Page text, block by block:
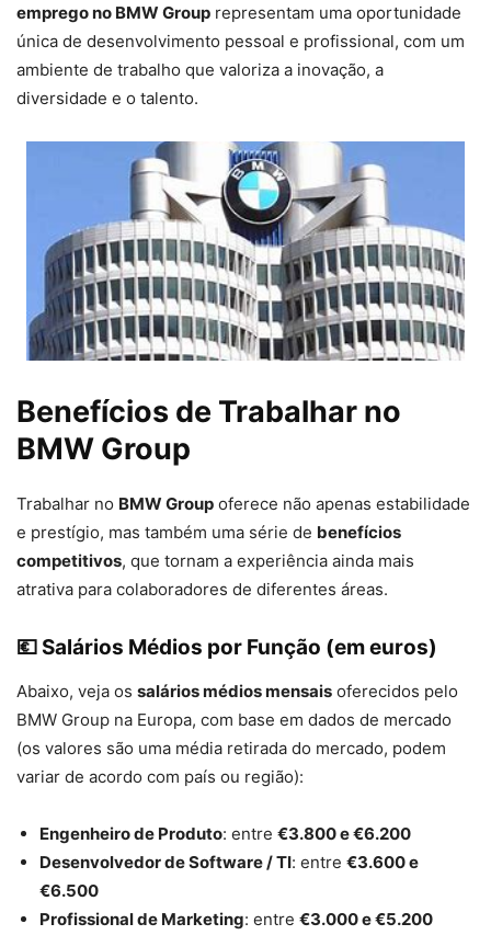
emprego no BMW Group representam uma oportunidade
única de desenvolvimento pessoal e profissional, com um
ambiente de trabalho que valoriza a inovação, a
diversidade e o talento.
Benefícios de Trabalhar no
BMW Group
Trabalhar no BMW Group oferece não apenas estabilidade
e prestígio, mas também uma série de benefícios
competitivos, que tornam a experiência ainda mais
atrativa para colaboradores de diferentes áreas.
💶 Salários Médios por Função (em euros)
Abaixo, veja os salários médios mensais oferecidos pelo
BMW Group na Europa, com base em dados de mercado
(os valores são uma média retirada do mercado, podem
variar de acordo com país ou região):
Engenheiro de Produto: entre €3.800 e €6.200
Desenvolvedor de Software / TI: entre €3.600 e
€6.500
Profissional de Marketing: entre €3.000 e €5.200